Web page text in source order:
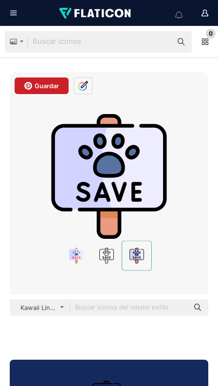
0
Guardar
Kawaii Lineal color